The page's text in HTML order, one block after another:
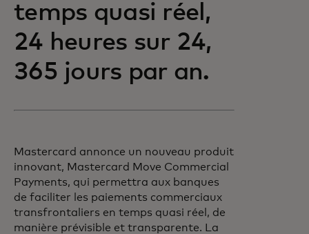
temps quasi réel,
24 heures sur 24,
365 jours par an.
Mastercard annonce un nouveau produit
innovant, Mastercard Move Commercial
Payments, qui permettra aux banques
de faciliter les paiements commerciaux
transfrontaliers en temps quasi réel, de
manière prévisible et transparente. La